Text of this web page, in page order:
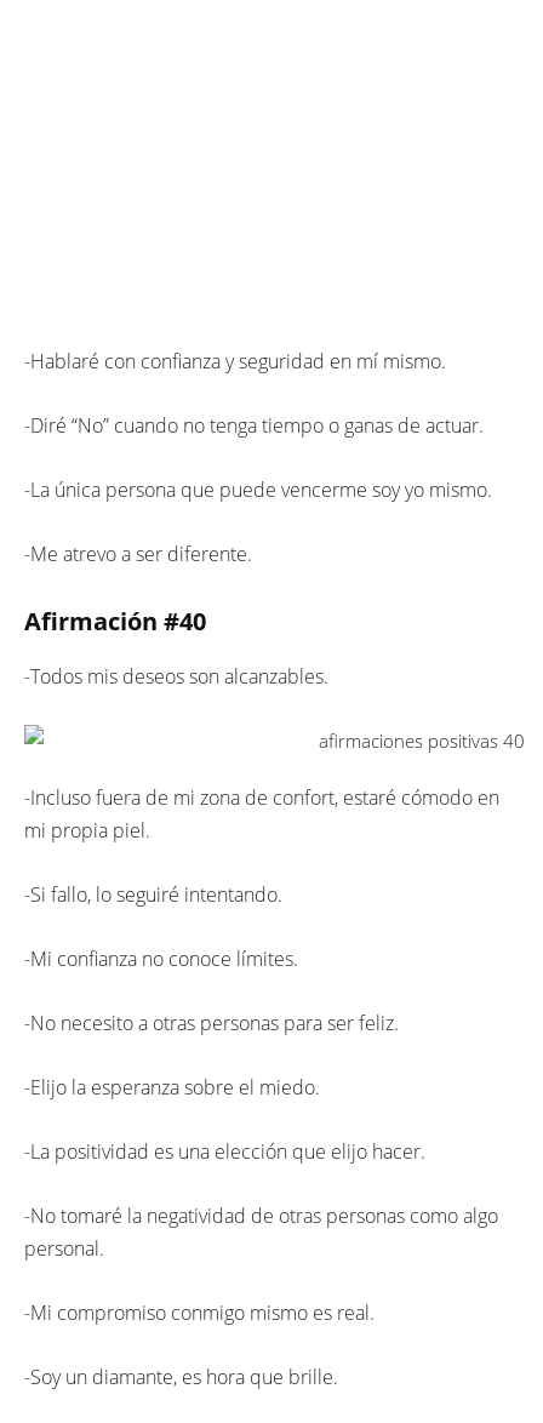
-Hablaré con confianza y seguridad en mí mismo.
-Diré “No” cuando no tenga tiempo o ganas de actuar.
-La única persona que puede vencerme soy yo mismo.
-Me atrevo a ser diferente.
Afirmación #40
-Todos mis deseos son alcanzables.
-Incluso fuera de mi zona de confort, estaré cómodo en
mi propia piel.
-Si fallo, lo seguiré intentando.
-Mi confianza no conoce límites.
-No necesito a otras personas para ser feliz.
-Elijo la esperanza sobre el miedo.
-La positividad es una elección que elijo hacer.
-No tomaré la negatividad de otras personas como algo
personal.
-Mi compromiso conmigo mismo es real.
-Soy un diamante, es hora que brille.